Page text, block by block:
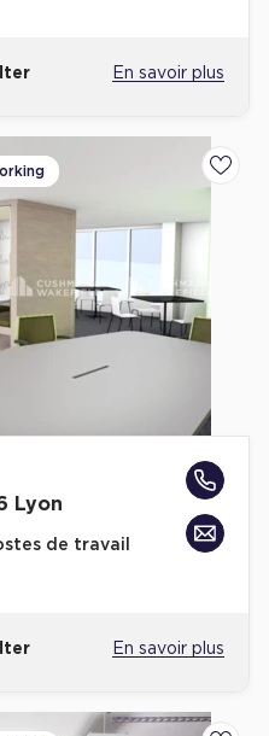
Seine
En savoir plus
Lyon
de travail
En savoir plus